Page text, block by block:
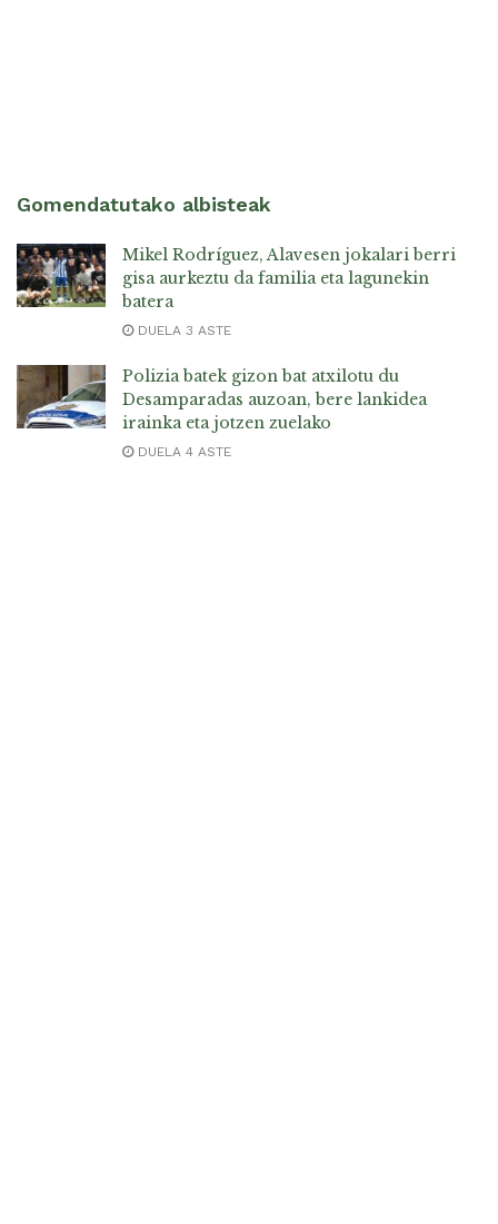
Gomendatutako albisteak
Mikel Rodríguez, Alavesen jokalari berri
gisa aurkeztu da familia eta lagunekin
batera
DUELA 3 ASTE
Polizia batek gizon bat atxilotu du
Desamparadas auzoan, bere lankidea
irainka eta jotzen zuelako
DUELA 4 ASTE